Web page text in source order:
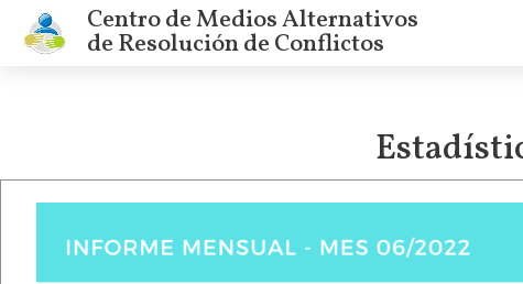
Centro de Medios Alternativos
de Resolución de Conflictos